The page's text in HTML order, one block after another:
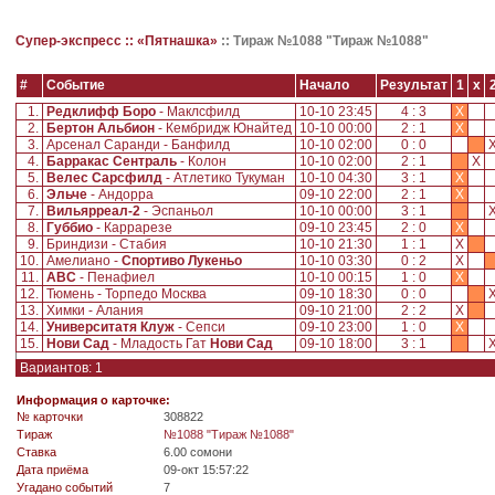
Супер-экспресс :: «Пятнашка» :: Тираж №1088 "Тираж №1088"
# Событие Начало Результат 1 x
1.
Редклифф Боро - Маклсфилд 10-10 23:45 4 : 3
X
2.
Бертон Альбион - Кембридж Юнайтед 10-10 00:00 2 : 1
X
3. Арсенал Саранди - Банфилд 10-10 02:00 0 : 0
4.
Барракас Сентраль - Колон 10-10 02:00 2 : 1
X
5.
Велес Сарсфилд - Атлетико Тукуман 10-10 04:30 3 : 1
X
6. Эльче - Андорра 09-10 22:00 2 : 1
X
7.
Вильярреал-2 - Эспаньол 10-10 00:00 3 : 1
8.
Губбио - Каррарезе 09-10 23:45 2 : 0
X
9.
Бриндизи - Стабия 10-10 21:30 1 : 1
X
10. Амелиано - Спортиво Лукеньо 10-10 03:30 0 : 2
X
11. АВС - Пенафиел 10-10 00:15 1 : 0
X
12. Тюмень - Торпедо Москва 09-10 18:30 0 : 0
13. Химки - Алания 09-10 21:00 2 : 2
X
14. Университатя Клуж - Сепси 09-10 23:00 1 : 0
X
15.
Нови Сад - Младость Гат Нови Сад 09-10 18:00 3 : 1
Вариантов: 1
Информация о карточке:
№ карточки
308822
Tираж
№1088 "Тираж №1088"
Ставка
6.00 сомони
Дата приёма
09-окт 15:57:22
Угадано событий
7